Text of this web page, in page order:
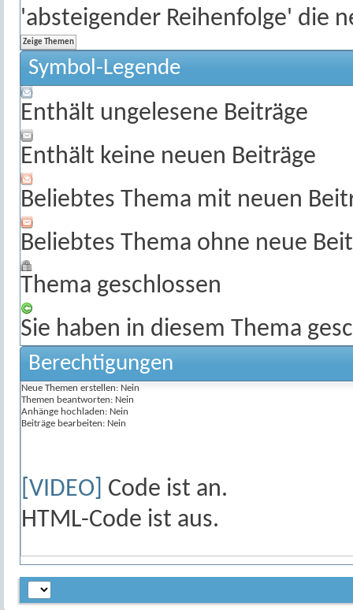
'absteigender Reihenfolge' die
Symbol-Legende
Enthält ungelesene Beiträge
Enthält keine neuen Beiträge
Beliebtes Thema mit neuen
Beliebtes Thema ohne neue
Thema geschlossen
Sie haben in diesem Thema
Berechtigungen
Neue Themen erstellen: Nein
Themen beantworten: Nein
Anhänge hochladen: Nein
Beiträge bearbeiten: Nein
[VIDEO] Code ist an.
HTML-Code ist aus.